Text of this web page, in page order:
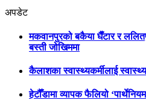
अपडेट
मकवानपुरको बकैया घैँटार र
बस्ती जोखिममा
कैलाशका स्वास्थ्यकर्मीलाई
हेटौँडामा व्यापक फैलियो